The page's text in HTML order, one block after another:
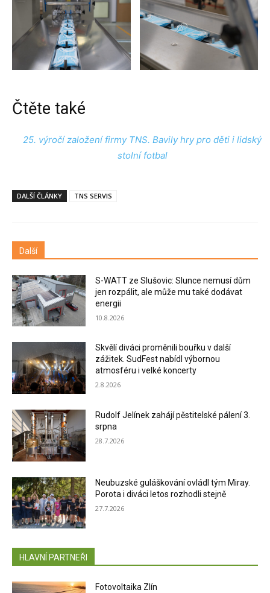
Čtěte také
25. výročí založení firmy TNS. Bavily hry pro děti i lidský
stolní fotbal
DALŠÍ ČLÁNKY TNS SERVIS
Další
S-WATT ze Slušovic: Slunce nemusí dům
jen rozpálit, ale může mu také dodávat
energii
10.8.2026
Skvělí diváci proměnili bouřku v další
zážitek. SudFest nabídl výbornou
atmosféru i velké koncerty
2.8.2026
Rudolf Jelínek zahájí pěstitelské pálení 3.
srpna
28.7.2026
Neubuzské guláškování ovládl tým Miray.
Porota i diváci letos rozhodli stejně
27.7.2026
HLAVNÍ PARTNEŘI
Fotovoltaika Zlín